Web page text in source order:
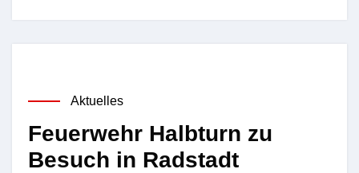
Aktuelles
Feuerwehr Halbturn zu
Besuch in Radstadt